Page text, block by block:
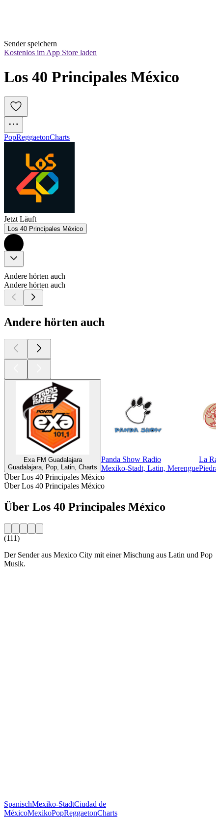
Sender speichern
Kostenlos im App Store laden
Los 40 Principales México
PopReggaetonCharts
Jetzt Läuft
Los 40 Principales México
Andere hörten auch
Andere hörten auch
Andere hörten auch
Exa FM Guadalajara
Guadalajara, Pop, Latin, Charts
Panda Show Radio
Mexiko-Stadt, Latin, Merengue
La
Über Los 40 Principales México
Über Los 40 Principales México
Über Los 40 Principales México
(111)
Der Sender aus Mexico City mit einer Mischung aus Latin und Pop
Musik.
SpanischMexiko-StadtCiudad de
MéxicoMexikoPopReggaetonCharts